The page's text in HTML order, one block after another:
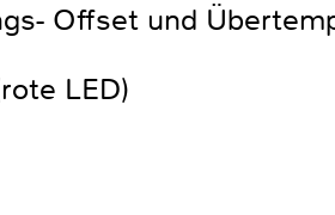
Offset und
LED)